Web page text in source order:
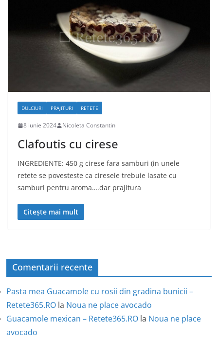
DULCIURI PRAJITURI RETETE
8 iunie 2024 Nicoleta Constantin
Clafoutis cu cirese
INGREDIENTE: 450 g cirese fara samburi (in unele
retete se povesteste ca ciresele trebuie lasate cu
samburi pentru aroma….dar prajitura
Citește mai mult
Comentarii recente
Pasta mea Guacamole cu rosii din gradina bunicii –
Retete365.RO la Noua ne place avocado
Guacamole mexican – Retete365.RO la Noua ne place
avocado